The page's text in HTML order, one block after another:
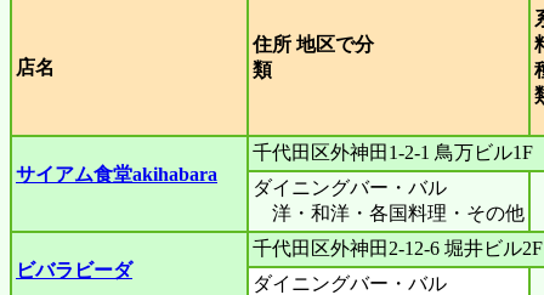
店名
住所 地区で分
類
サイアム食堂akihabara
千代田区外神田1-2-1 鳥万ビル1F
ダイニングバー・バル
洋・和洋・各国料理・その他
ビバラビーダ
千代田区外神田2-12-6 堀井ビル2F
ダイニングバー・バル